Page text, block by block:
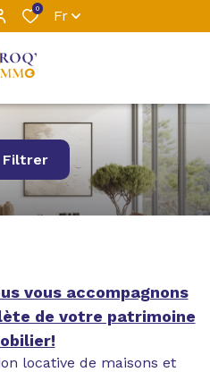
0 Fr
Filtrer
vous accompagnons
de votre patrimoine
locative de maisons et